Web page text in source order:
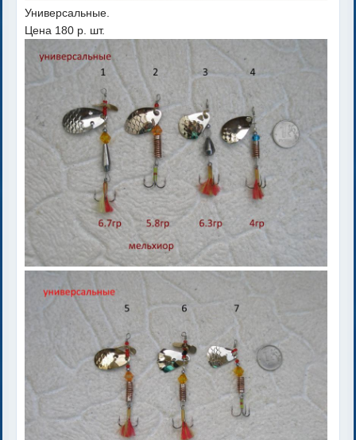
Универсальные.
Цена 180 р. шт.